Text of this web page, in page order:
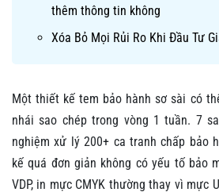
thêm thông tin không
Xóa Bỏ Mọi Rủi Ro Khi Đầu Tư
Một thiết kế tem bảo hành sơ sài có
nhái sao chép trong vòng 1 tuần. 7
nghiệm xử lý 200+ ca tranh chấp bảo
kế quá đơn giản không có yếu tố bảo
VDP, in mực CMYK thường thay vì mực